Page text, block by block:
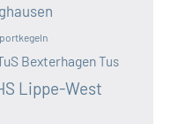
BexterhagenTus
Lippe-West